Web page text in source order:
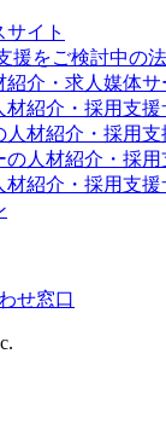
イト
援をご検討中の
紹介・求人媒体サ
紹介・採用支援
人材紹介・採用支
人材紹介・採用
材紹介・採用支援
せ窓口